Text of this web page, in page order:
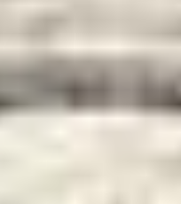
normen. In het
gegevens door de
verwerkt voor controle-
zonder enig
handmatig instellen"
(voorkeuren,
zal de
niet plaatsvinden. Voor